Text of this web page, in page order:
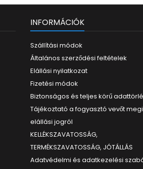
INFORMÁCIÓK
Szállítási módok
Általános szerződési feltételek
Elállási nyilatkozat
Fizetési módok
Biztonságos és teljes körű
Tájékoztató a fogyasztó vevőt
elállási jogról
KELLÉKSZAVATOSSÁG,
TERMÉKSZAVATOSSÁG, JÓTÁLLÁS
Adatvédelmi és adatkezelési